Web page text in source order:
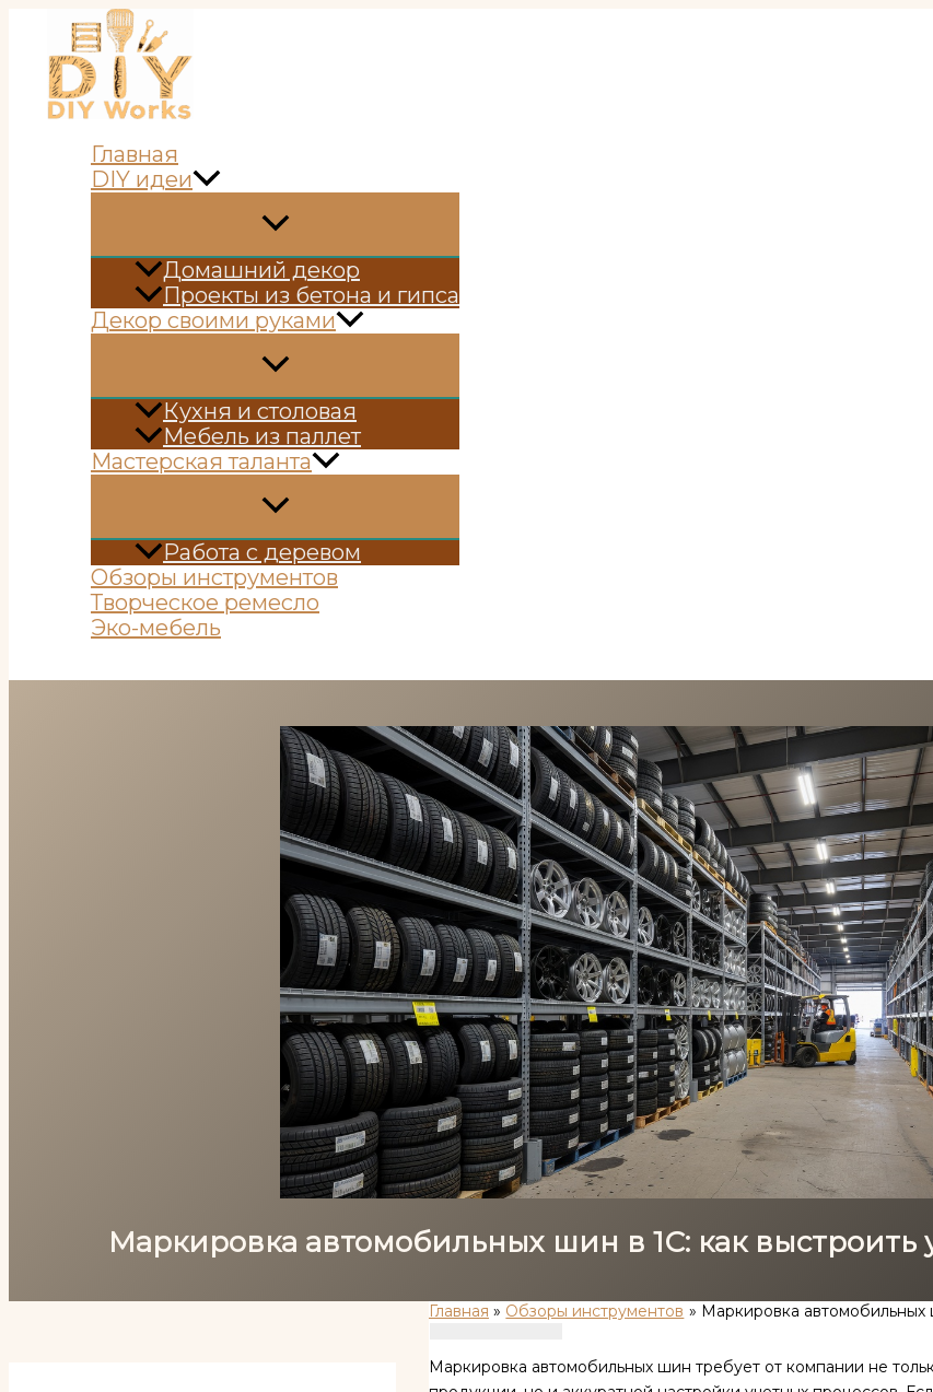
Перейти
содержимому
Главная
DIY идеи
Домашний декор
Проекты из бетона и гипса
Декор своими руками
Кухня и столовая
Мебель из паллет
Мастерская таланта
Работа с деревом
Обзоры инструментов
Творческое ремесло
Эко-мебель
Маркировка автомобильных шин в 1С: как выстроить
Главная Обзоры инструментов Маркировка автомобильных
Маркировка автомобильных шин требует от компании не